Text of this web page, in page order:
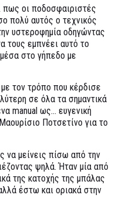
πως οι ποδοσφαιριστές
πολύ αυτός ο τεχνικός
υστεροφημία οδηγώντας
τους εμπνέει αυτό το
στο γήπεδο με
τον τρόπο που κέρδισε
σε όλα τα σημαντικά
manual ως... ευγενική
Ποτσετίνο για το
να μείνεις πίσω από την
ψηλά. Ήταν μία από
της κατοχής της μπάλας
έστω και οριακά στην